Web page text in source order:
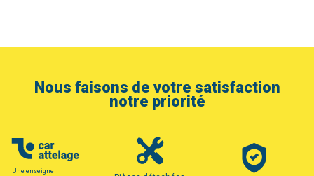
Nous faisons de votre satisfaction
notre priorité
Une enseigne